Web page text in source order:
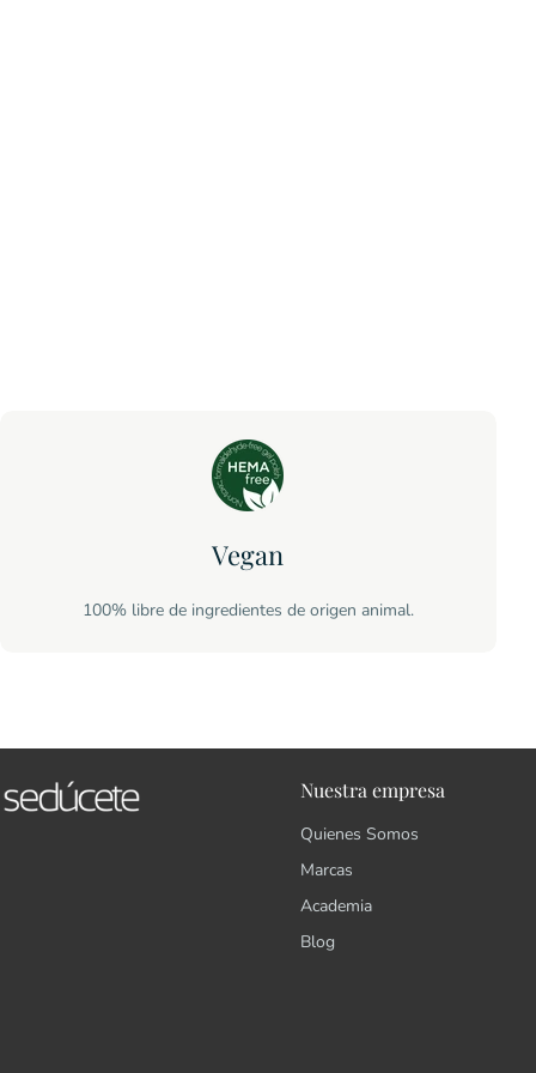
Vegan
100% libre de ingredientes de origen animal.
Nuestra empresa
Quienes Somos
Marcas
Academia
Blog